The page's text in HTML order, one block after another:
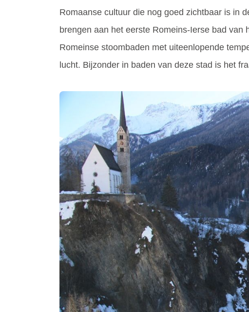
Romaanse cultuur die nog goed zichtbaar is in
brengen aan het eerste Romeins-Ierse bad
Romeinse stoombaden met uiteenlopende
lucht. Bijzonder in baden van deze stad is het